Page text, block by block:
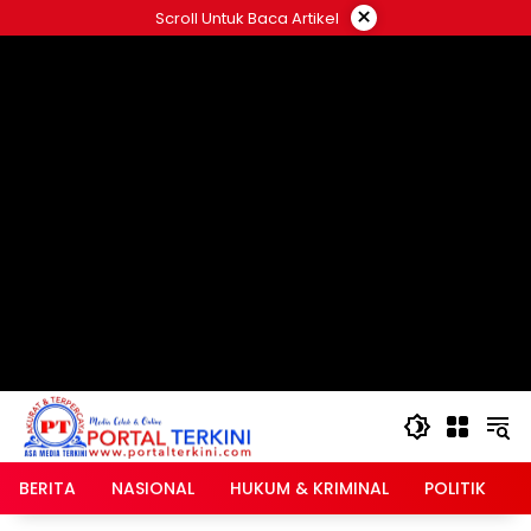
ke
Scroll Untuk Baca Artikel ×
BERITA NASIONAL HUKUM & KRIMINAL POLITIK